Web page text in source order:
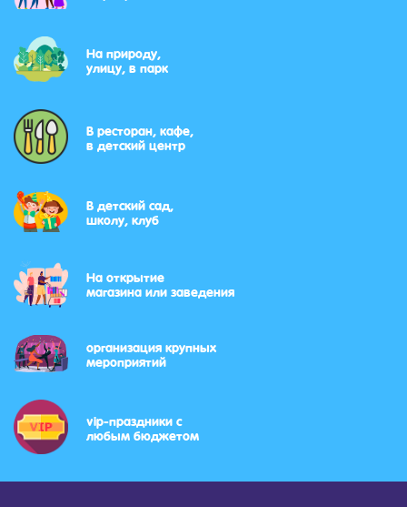
На природу,
улицу, в парк
В ресторан, кафе,
в детский центр
В детский сад,
школу, клуб
На открытие
магазина или заведения
организация крупных
мероприятий
vip-праздники с
любым бюджетом